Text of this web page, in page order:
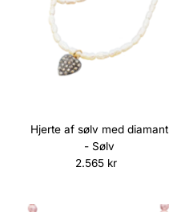
Hjerte af sølv med diamant
- Sølv
Normalpris
2.565 kr